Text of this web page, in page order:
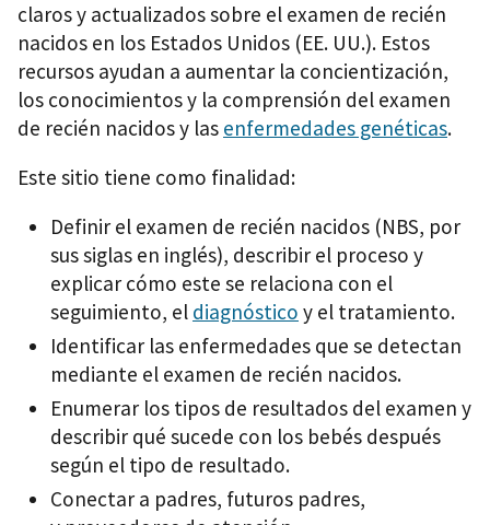
claros y actualizados sobre el examen de recién
nacidos en los Estados Unidos (EE. UU.). Estos
recursos ayudan a aumentar la concientización,
los conocimientos y la comprensión del examen
de recién nacidos y las enfermedades genéticas.
Este sitio tiene como finalidad:
Definir el examen de recién nacidos (NBS, por
sus siglas en inglés), describir el proceso y
explicar cómo este se relaciona con el
seguimiento, el diagnóstico y el tratamiento.
Identificar las enfermedades que se detectan
mediante el examen de recién nacidos.
Enumerar los tipos de resultados del examen y
describir qué sucede con los bebés después
según el tipo de resultado.
Conectar a padres, futuros padres,